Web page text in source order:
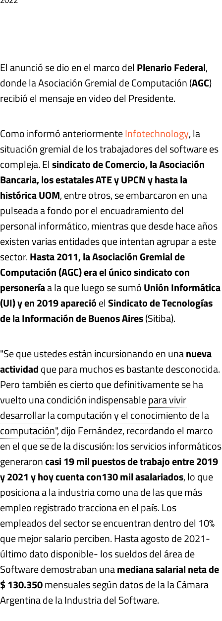
El anunció se dio en el marco del Plenario Federal,
donde la Asociación Gremial de Computación (AGC)
recibió el mensaje en video del Presidente.
Como informó anteriormenteInfotechnology, la
situación gremial de los trabajadores del software es
compleja. Elsindicato de Comercio, la Asociación
Bancaria, los estatales ATE y UPCN y hasta la
histórica UOM, entre otros, se embarcaron en una
pulseada a fondo por el encuadramiento del
personal informático, mientras que desde hace años
existen varias entidades que intentan agrupar a este
sector.Hasta 2011, la Asociación Gremial de
Computación (AGC) era el único sindicato con
personeríaa la que luego se sumóUnión Informática
(UI) y en 2019 aparecióelSindicato de Tecnologías
de la Información de Buenos Aires(Sitiba).
"Se que ustedes están incursionando en unanueva
actividadque para muchos es bastante desconocida.
Pero también es cierto que definitivamente se ha
vuelto una condición indispensablepara vivir
desarrollar la computación y el conocimiento de la
computación", dijo Fernández, recordando el marco
en el que se de la discusión: los servicios informáticos
generaroncasi 19 mil puestos de trabajo entre 2019
y 2021 y hoy cuenta con130 mil asalariados, lo que
posiciona a la industria como una de las que más
empleo registrado tracciona en el país. Los
empleados del sector se encuentran dentro del 10%
que mejor salario perciben. Hasta agosto de 2021-
último dato disponible- los sueldos del área de
Software demostraban unamediana salarial neta de
$ 130.350mensuales según datos de la la Cámara
Argentina de la Industria del Software.